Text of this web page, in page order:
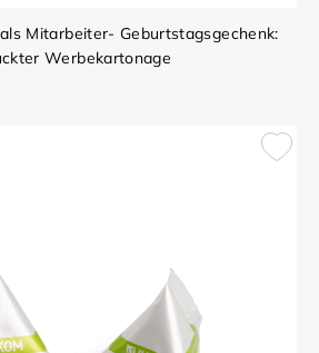
Mitarbeiter- Geburtstagsgechenk:
Werbekartonage